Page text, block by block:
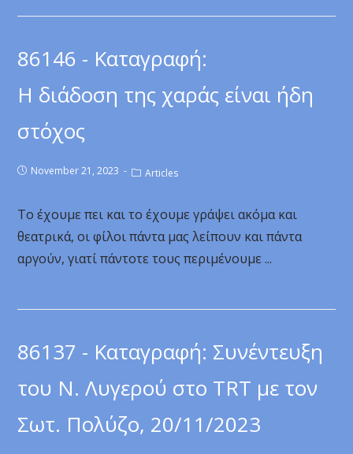
86146 - Καταγραφή:
Η διάδοση της χαράς είναι ήδη
στόχος
November 21, 2023 Articles
Το έχουμε πει και το έχουμε γράψει ακόμα και
θεατρικά, οι φίλοι πάντα μας λείπουν και πάντα
αργούν, γιατί πάντοτε τους περιμένουμε ...
86137 - Καταγραφή: Συνέντευξη
του Ν. Λυγερού στο TRT με τον
Σωτ. Πολύζο, 20/11/2023